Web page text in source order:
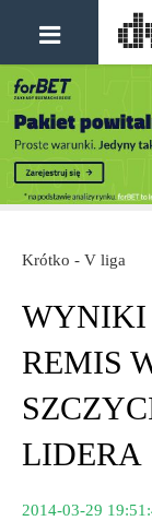
Krótko - V liga
WYNIKI
REMIS
LIDERA
2014-03-29